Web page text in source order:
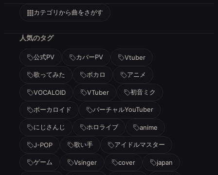
カテゴリから曲をさがす
人気のタグ
公式PV カバーPV Vtuber
歌ってみた ボカロ アニメ
VOCALOID VTuber 初音ミク
ボーカロイド バーチャルYouTuber
にじさんじ ホロライブ anime
J-POP 歌い手 アイドルマスター
ゲーム Vsinger cover japan